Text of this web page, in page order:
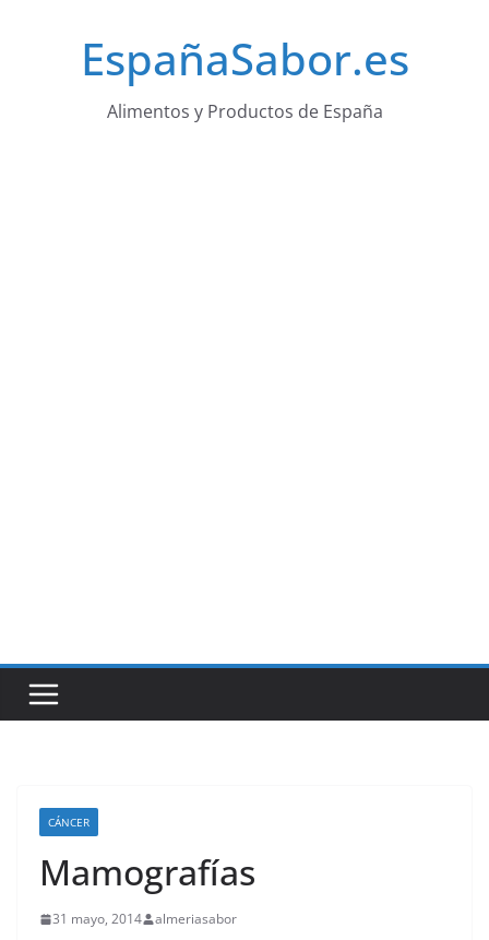
EspañaSabor.es
Alimentos y Productos de España
CÁNCER
Mamografías
31 mayo, 2014 almeriasabor